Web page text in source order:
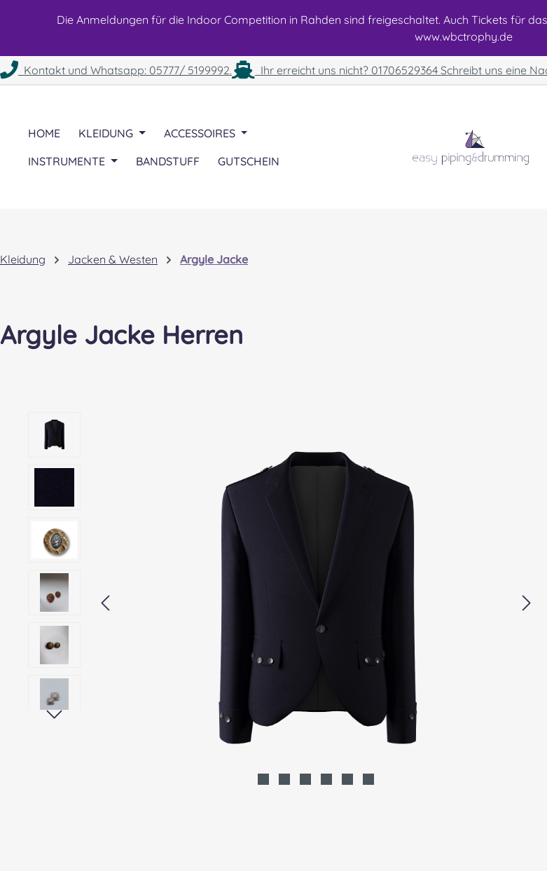
Hauptinhalt springen
Zur Suche springen
Zur Hauptnavigation springen
Die Anmeldungen für die Indoor Competition in Rahden sind freigeschaltet. Auch Tickets für
www.wbctrophy.de
Kontakt und Whatsapp: 05777/ 5199992. Ihr erreicht uns nicht? 01706529364 Schreibt uns eine
HOME KLEIDUNG
ACCESSOIRES
INSTRUMENTE
BANDSTUFF GUTSCHEIN
Kleidung Jacken & Westen Argyle Jacke
Argyle Jacke Herren
Bildergalerie überspringen